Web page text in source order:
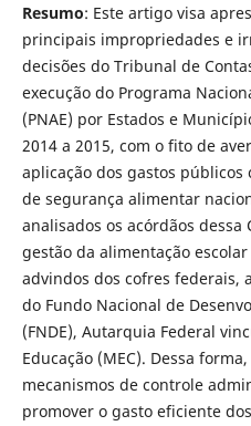
Resumo: Este artigo visa
principais impropriedades e
decisões do Tribunal de
execução do Programa
(PNAE) por Estados e
2014 a 2015, com o fito de
aplicação dos gastos
de segurança alimentar
analisados os acórdãos dessa
gestão da alimentação
advindos dos cofres federais,
do Fundo Nacional de
(FNDE), Autarquia Federal
Educação (MEC). Dessa
mecanismos de controle
promover o gasto eficiente